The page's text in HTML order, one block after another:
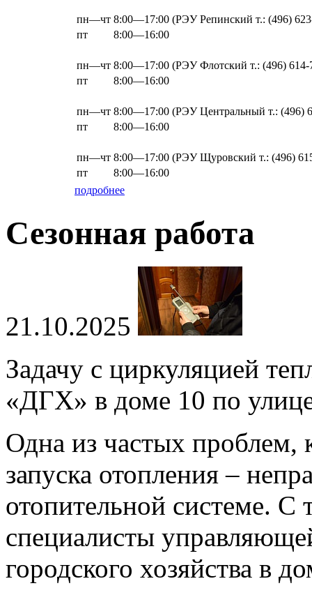
пн—чт 8:00—17:00 (РЭУ Репинский т.: (496)
пт
8:00—16:00
пн—чт 8:00—17:00 (РЭУ Флотский т.: (496) 614-
пт
8:00—16:00
пн—чт 8:00—17:00 (РЭУ Центральный т.: (496)
пт
8:00—16:00
пн—чт 8:00—17:00 (РЭУ Щуровский т.: (496)
пт
8:00—16:00
подробнее
Сезонная работа
21.10.2025
Задачу с циркуляцией
«ДГХ» в доме 10 по
Одна из частых проблем,
запуска отопления –
отопительной системе. С
специалисты
городского хозяйства в